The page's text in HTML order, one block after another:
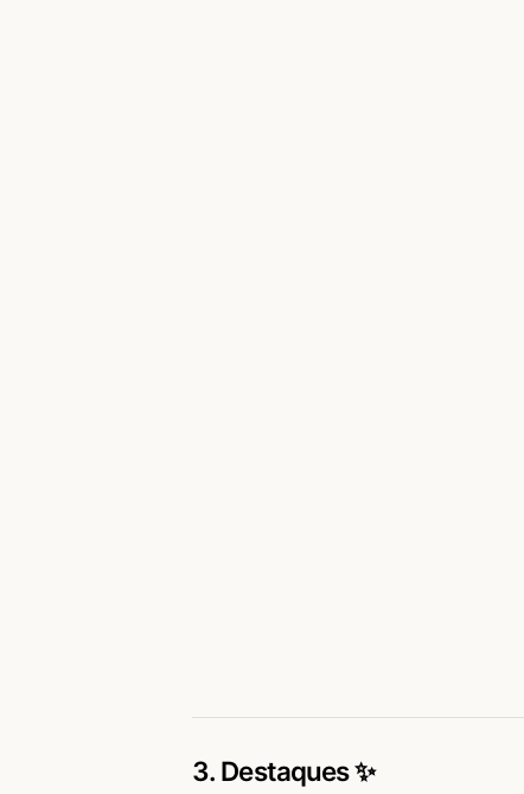
3. Destaques ✨